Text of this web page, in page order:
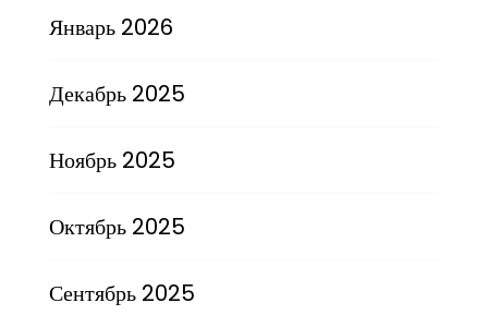
Январь 2026
Декабрь 2025
Ноябрь 2025
Октябрь 2025
Сентябрь 2025